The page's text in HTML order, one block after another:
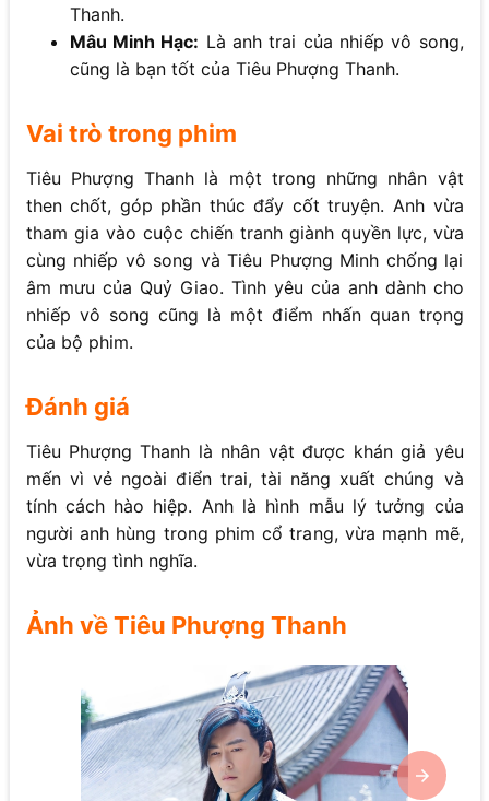
Thanh.
Mâu Minh Hạc: Là anh trai của nhiếp vô song,
cũng là bạn tốt của Tiêu Phượng Thanh.
Vai trò trong phim
Tiêu Phượng Thanh là một trong những nhân vật
then chốt, góp phần thúc đẩy cốt truyện. Anh vừa
tham gia vào cuộc chiến tranh giành quyền lực, vừa
cùng nhiếp vô song và Tiêu Phượng Minh chống lại
âm mưu của Quỷ Giao. Tình yêu của anh dành cho
nhiếp vô song cũng là một điểm nhấn quan trọng
của bộ phim.
Đánh giá
Tiêu Phượng Thanh là nhân vật được khán giả yêu
mến vì vẻ ngoài điển trai, tài năng xuất chúng và
tính cách hào hiệp. Anh là hình mẫu lý tưởng của
người anh hùng trong phim cổ trang, vừa mạnh mẽ,
vừa trọng tình nghĩa.
Ảnh về Tiêu Phượng Thanh